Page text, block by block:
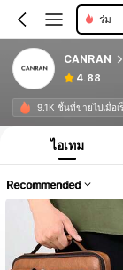
ร่ม
CANRAN
4.88
9.1K ชิ้นที่ขายไปเมื่อเ
ไอเทม
Recommended